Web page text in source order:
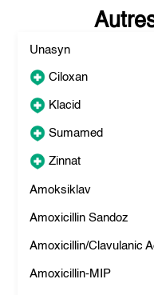
Unasyn
Ciloxan
Klacid
Sumamed
Zinnat
Amoksiklav
Amoxicillin Sandoz
Amoxicillin/Clavulanic
Amoxicillin-MIP